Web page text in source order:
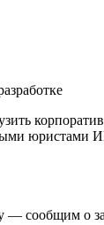
юристами
— сообщим о